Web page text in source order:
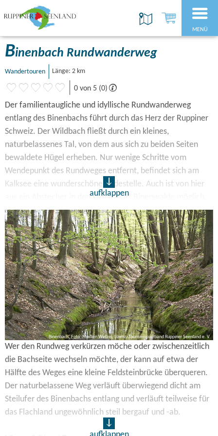
MENÜ
Binenbach Rundwanderweg
Wandertouren Länge: 2 km
0 von 5 (0)
Der familientaugliche und idyllische Rundwanderweg
entlang des Binenbachs führt durch das Herz der Ruppiner
Schweiz. Der Wildbach fließt durch ein kleines,
naturbelassenes Tal, von dem aus sich zu beiden Seiten
bewaldete Hügel erheben. Nur wenige Schritte vom
Wendepunkt des Rundweges entfernt, befindet sich am
Kalksee eine wunderschöne Badestelle. Auch ist von hier
aus ein Abstecher in den kleinen Ort Binenwalde möglich,
in dem das Sabinen-Denkmal die Frau des Försters Ernst
Ludewig Cusig und Namensgeberin von Ort und Bach ehrt.
Der Förster hatte im 18. Jahrhundert mit der Königlich-
Preußische Kriegs- und Domänenkammer einen
Erbzinskontrakt über eine Kolonie am Kalksee geschlossen.
aufklappen
Binenbach, Foto: Madlen Wetzel, Lizenz: Tourismusverband Ruppiner Seenland e. V.
Wer den Rundweg verkürzen möche oder zwischenzeitlich
die Bachseite wechseln möchte, der kann auf etwa der
Hälfte des Weges eine kleine Feldsteinbrücke überqueren.
Der naturbelassene Weg verläuft überwiegend dicht am
Steilufer des Binenbachs entlang und verläuft teilweise für
das Flachland ungewöhnlich steil bergauf und -ab.